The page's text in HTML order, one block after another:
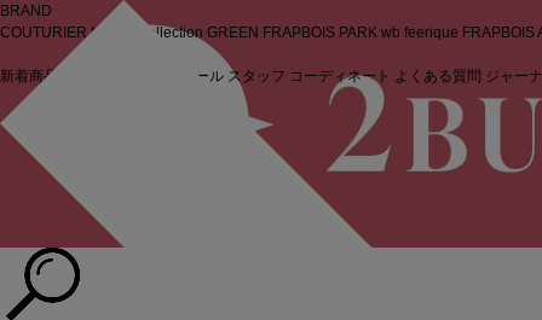
ログイン
BRAND
COUTURIER MOGA Collection GREEN FRAPBOIS PARK wb feerique FRAPBOIS
新着商品 セール スタッフ コーディネート よくある質問 ジャー